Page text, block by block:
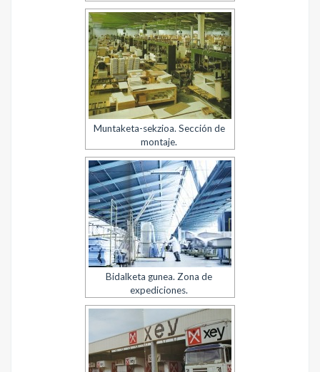
Muntaketa-sekzioa. Sección de
montaje.
Bidalketa gunea. Zona de
expediciones.